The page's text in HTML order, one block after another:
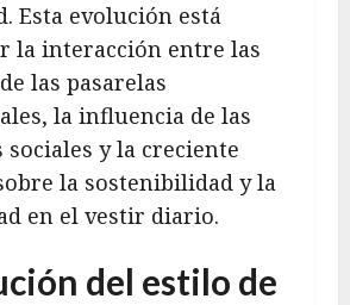
Esta evolución está
la interacción entre las
las pasarelas
la influencia de las
y la creciente
la sostenibilidad y la
en el vestir diario.
del estilo de